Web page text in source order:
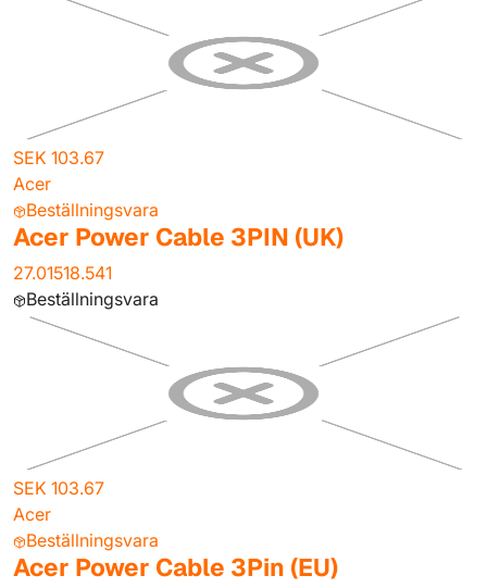
SEK 103.67
Acer
Beställningsvara
Acer Power Cable 3PIN (UK)
27.01518.541
Beställningsvara
SEK 103.67
Acer
Beställningsvara
Acer Power Cable 3Pin (EU)